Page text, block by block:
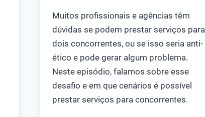
Muitos profissionais e agências têm
dúvidas se podem prestar serviços para
dois concorrentes, ou se isso seria anti-
ético e pode gerar algum problema.
Neste episódio, falamos sobre esse
desafio e em que cenários é possível
prestar serviços para concorrentes.